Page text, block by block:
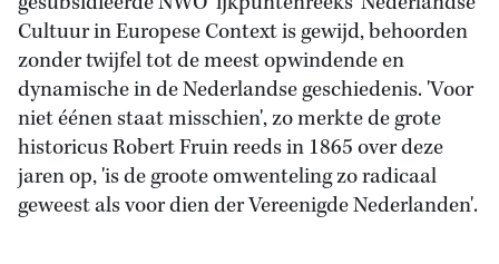
Cultuur in Europese Context is gewijd, behoorden
zonder twijfel tot de meest opwindende en
dynamische in de Nederlandse geschiedenis. 'Voor
niet éénen staat misschien', zo merkte de grote
historicus Robert Fruin reeds in 1865 over deze
jaren op, 'is de groote omwenteling zo radicaal
geweest als voor dien der Vereenigde Nederlanden'.